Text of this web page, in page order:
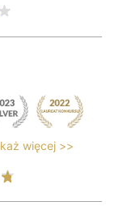
więcej >>